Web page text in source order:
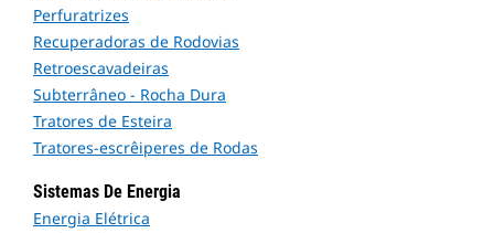
Perfuratrizes
Recuperadoras de Rodovias
Retroescavadeiras
Subterrâneo - Rocha Dura
Tratores de Esteira
Tratores-escrêiperes de Rodas
Sistemas De Energia
Energia Elétrica